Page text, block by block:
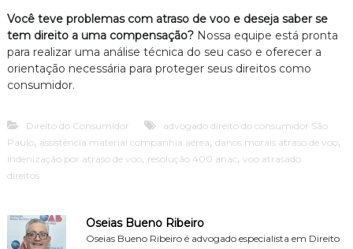
Você teve problemas com atraso de voo e deseja saber se
tem direito a uma compensação?Nossa equipe está pronta
para realizar uma análise técnica do seu caso e oferecer a
orientação necessária para proteger seus direitos como
consumidor.
Direito do Consumidor
advogado direito do consumidor São
Paulo, assistência material companhia aérea, danos morais atraso de voo,
indenização por atraso de voo, resolução 400 anac, voo atrasado
direitos
Oseias Bueno Ribeiro
Oseias Bueno Ribeiro é advogado especialista em Direito